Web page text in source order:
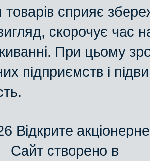
сприяє
скорочує час
При цьому
підприємств і
Відкрите
створено в